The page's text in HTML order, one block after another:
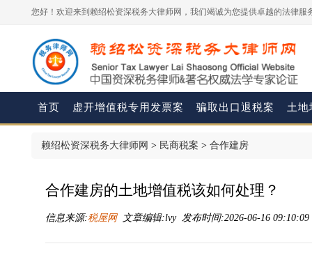
您好！欢迎来到赖绍松资深税务大律师网，我们竭诚为您提供卓越的法律服
首页 虚开增值税专用发票案 骗取出口退税案 土地
赖绍松资深税务大律师网 > 民商税案 > 合作建房
合作建房的土地增值税该如何处理？
信息来源:税屋网文章编辑:lvy 发布时间:2026-06-16